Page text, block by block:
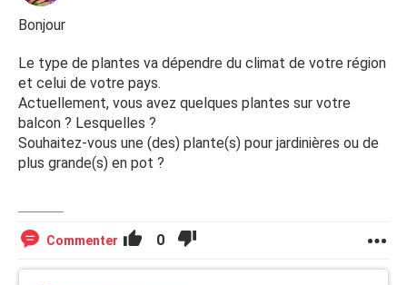
Bonjour
Le type de plantes va dépendre du climat de votre région
et celui de votre pays.
Actuellement, vous avez quelques plantes sur votre
balcon ? Lesquelles ?
Souhaitez-vous une (des) plante(s) pour jardinières ou de
plus grande(s) en pot ?
Commenter 0